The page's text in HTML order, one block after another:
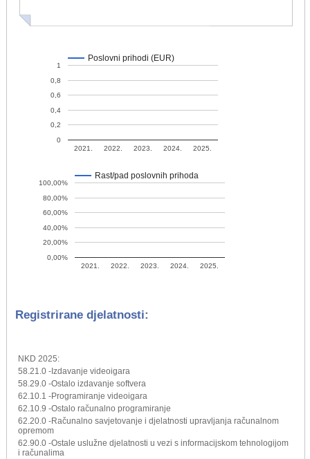
Poslovni prihodi (EUR)
2021. 2022. 2023. 2024. 2025.
0
0,2
0,4
0,6
0,8
1
Rast/pad poslovnih prihoda
2021. 2022. 2023. 2024. 2025.
0,00%
20,00%
40,00%
60,00%
80,00%
100,00%
Registrirane djelatnosti:
NKD 2025:
58.21.0 -Izdavanje videoigara
58.29.0 -Ostalo izdavanje softvera
62.10.1 -Programiranje videoigara
62.10.9 -Ostalo računalno programiranje
62.20.0 -Računalno savjetovanje i djelatnosti upravljanja računalnom
opremom
62.90.0 -Ostale uslužne djelatnosti u vezi s informacijskom tehnologijom
i računalima